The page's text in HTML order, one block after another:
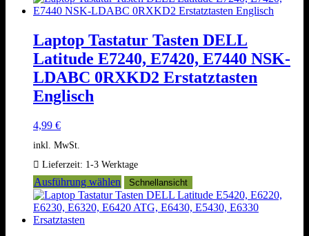
weist
Varianten
auf.
Die
Optionen
können
Laptop Tastatur Tasten DELL
Latitude E7240, E7420, E7440 NSK-
LDABC 0RXKD2 Erstatztasten
Englisch
4,99 €
inkl. MwSt.
Lieferzeit: 1-3 Werktage
Ausführung wählen
Dieses
Produkt
weist
Schnellansicht